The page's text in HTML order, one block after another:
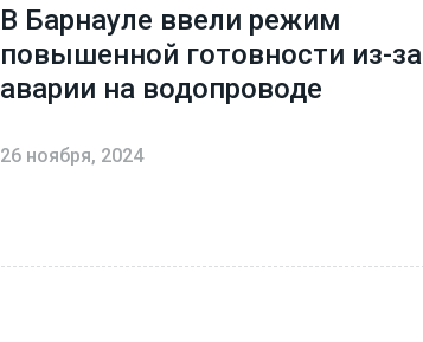
В Барнауле ввели режим
повышенной готовности из-за
аварии на водопроводе
26 ноября, 2024